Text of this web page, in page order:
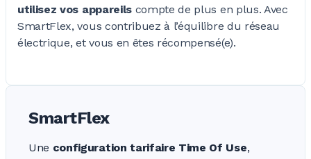
utilisez vos appareilscompte de plus en plus. Avec
SmartFlex, vous contribuez à l’équilibre du réseau
électrique, et vous en êtes récompensé(e).
SmartFlex
Une configuration tarifaire Time Of Use,